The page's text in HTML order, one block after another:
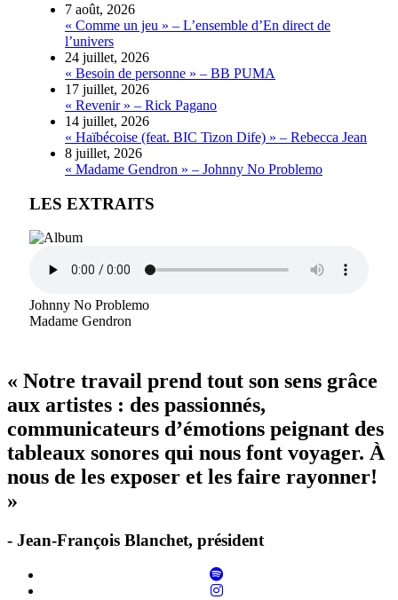
7 août, 2026
« Comme un jeu » – L’ensemble d’En direct de
l’univers
24 juillet, 2026
« Besoin de personne » – BB PUMA
17 juillet, 2026
« Revenir » – Rick Pagano
14 juillet, 2026
« Haïbécoise (feat. BIC Tizon Dife) » – Rebecca Jean
8 juillet, 2026
« Madame Gendron » – Johnny No Problemo
LES EXTRAITS
Johnny No Problemo
Madame Gendron
« Notre travail prend tout son sens grâce
aux artistes : des passionnés,
communicateurs d’émotions peignant des
tableaux sonores qui nous font voyager. À
nous de les exposer et les faire rayonner!
»
- Jean-François Blanchet, président